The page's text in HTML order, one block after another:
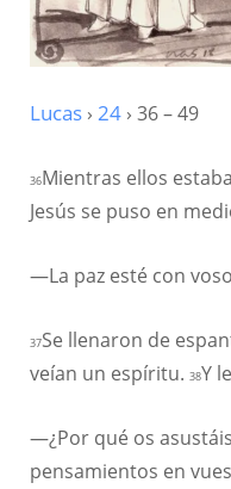
Lucas › 24 › 36 – 49
36Mientras ellos
Jesús se puso en
—La paz esté con
37Se llenaron de
veían un espíritu. 38Y
—¿Por qué os
pensamientos en